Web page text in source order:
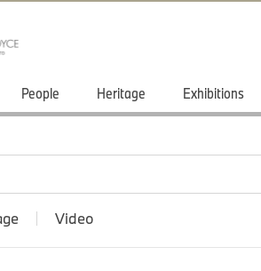
People Heritage Exhibitions
Video